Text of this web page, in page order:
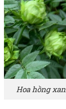
Hoa hồng